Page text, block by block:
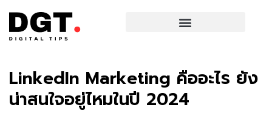
LinkedIn Marketing คืออะไร ยัง
น่าสนใจอยู่ไหมในปี 2024